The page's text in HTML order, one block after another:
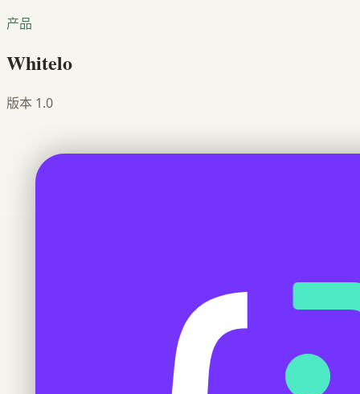
产品
Whitelo
版本 1.0